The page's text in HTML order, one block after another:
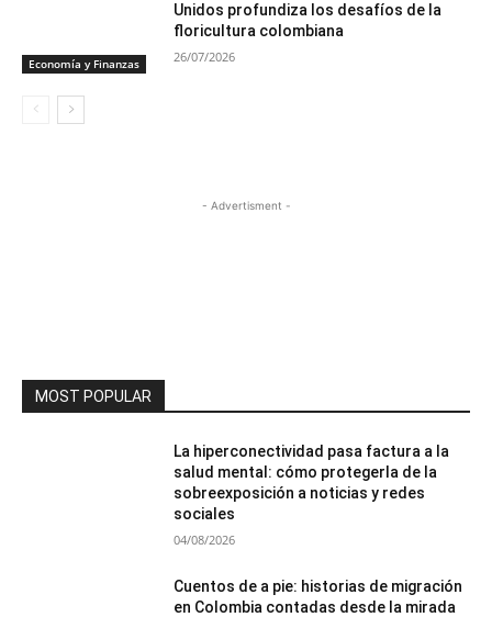
Economía y Finanzas
Unidos profundiza los desafíos de la
floricultura colombiana
26/07/2026
- Advertisment -
MOST POPULAR
La hiperconectividad pasa factura a la
salud mental: cómo protegerla de la
sobreexposición a noticias y redes
sociales
04/08/2026
Cuentos de a pie: historias de migración
en Colombia contadas desde la mirada